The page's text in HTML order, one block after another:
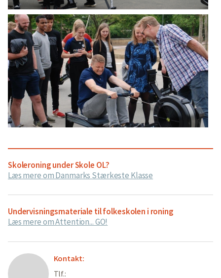
Skoleroning under Skole OL?
Læs mere om Danmarks Stærkeste Klasse
Undervisningsmateriale til folkeskolen i roning
Læs mere om Attention... GO!
Kontakt:
Tlf.: